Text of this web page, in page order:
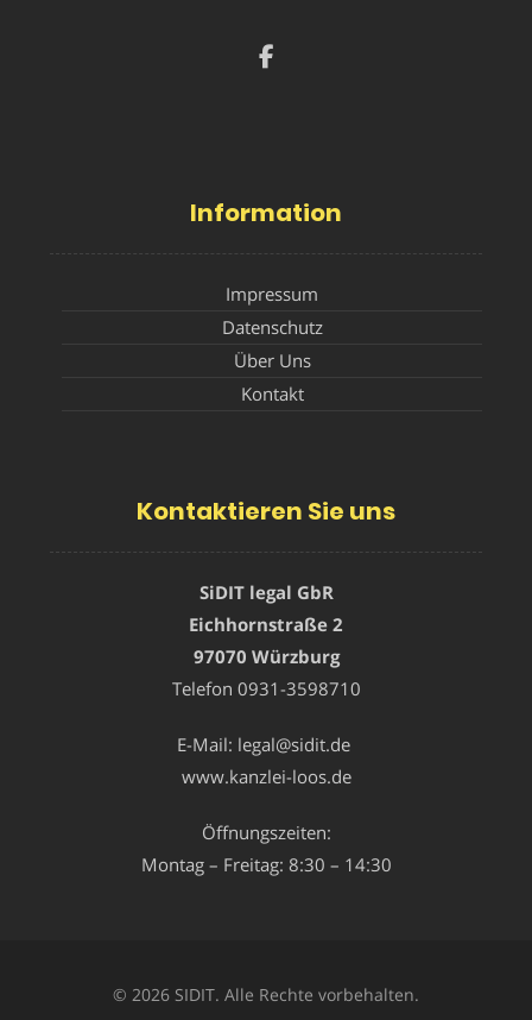
Information
Impressum
Datenschutz
Über Uns
Kontakt
Kontaktieren Sie uns
SiDIT legal GbR
Eichhornstraße 2
97070 Würzburg
Telefon 0931-3598710
E-Mail: legal@sidit.de
www.kanzlei-loos.de
Öffnungszeiten:
Montag – Freitag: 8:30 – 14:30
© 2026 SIDIT. Alle Rechte vorbehalten.